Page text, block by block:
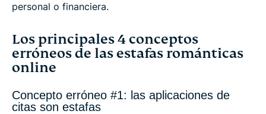
personal o financiera.
Los principales 4 conceptos
erróneos de las estafas románticas
online
Concepto erróneo #1: las aplicaciones de
citas son estafas